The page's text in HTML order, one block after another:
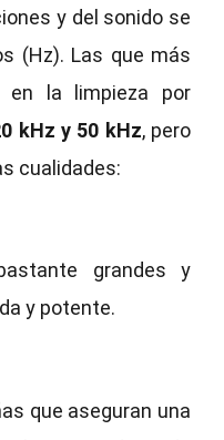
y del sonido se
(Hz). Las que más
en la limpieza por
kHz y 50 kHz, pero
cualidades:
grandes y
y potente.
que aseguran una